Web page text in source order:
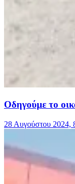
Οδηγούμε το
28 Αυγούστου 2024,